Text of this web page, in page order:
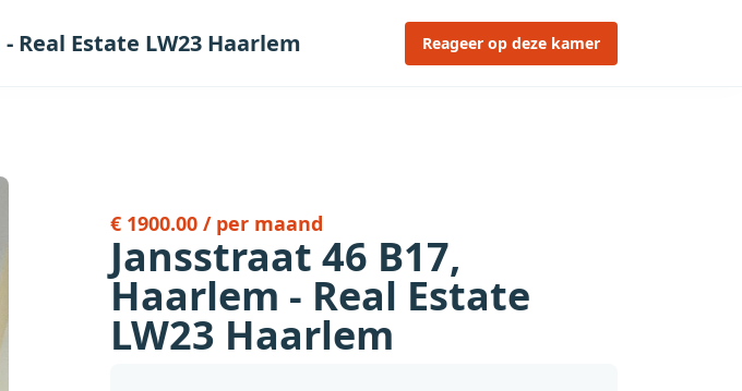
Real Estate LW23 Haarlem Reageer op deze kamer
€ 1900.00 / per maand
Jansstraat 46 B17,
Haarlem - Real Estate
LW23 Haarlem